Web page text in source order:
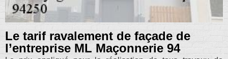
Le tarif ravalement de façade de
l’entreprise ML Maçonnerie 94